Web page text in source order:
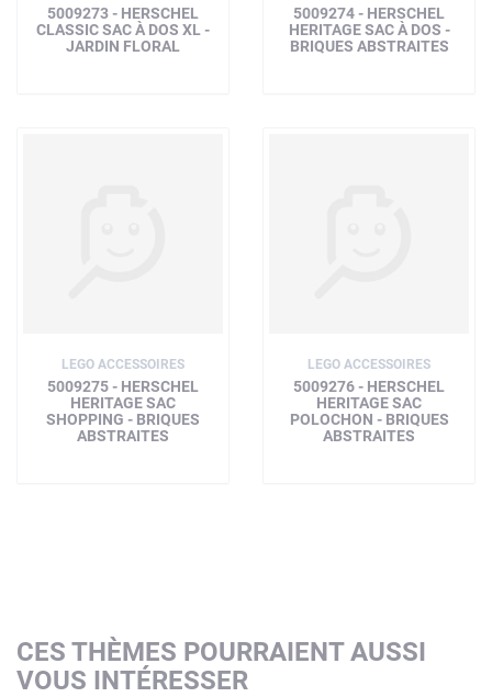
5009273 - HERSCHEL
CLASSIC SAC À DOS XL -
JARDIN FLORAL
5009274 - HERSCHEL
HERITAGE SAC À DOS -
BRIQUES ABSTRAITES
LEGO ACCESSOIRES
5009275 - HERSCHEL
HERITAGE SAC
SHOPPING - BRIQUES
ABSTRAITES
LEGO ACCESSOIRES
5009276 - HERSCHEL
HERITAGE SAC
POLOCHON - BRIQUES
ABSTRAITES
CES THÈMES POURRAIENT AUSSI
VOUS INTÉRESSER